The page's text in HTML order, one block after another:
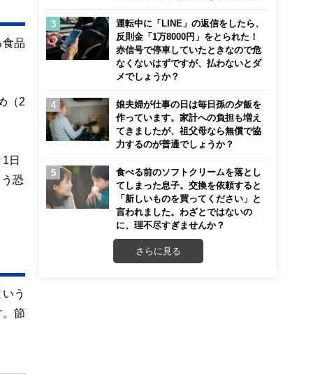
食品
（2
日
恐
う
。節
運転中に「LINE」の返信をしたら、
反則金「1万8000円」をとられた！
赤信号で停車していたときなので危
なくないはずですが、払わないとダ
メでしょうか？
娘夫婦が仕事の日は毎日孫の夕飯を
作っています。家計への負担も増え
てきましたが、祖父母なら無償で協
力するのが普通でしょうか？
食べる前のソフトクリームを落とし
てしまった息子。交換を依頼すると
「新しいものを買ってください」と
言われました。わざとではないの
に、理不尽すぎませんか？
さらに見る